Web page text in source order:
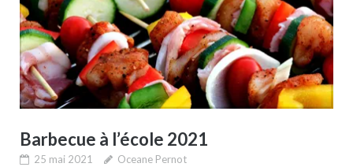
Barbecue à l’école 2021
25 mai 2021 Oceane Pernot